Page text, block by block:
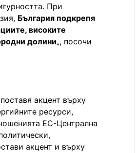
При
България подкрепя
високите
долини„, посочи
акцент върху
ресурси,
ЕС-Централна
акцент и върху